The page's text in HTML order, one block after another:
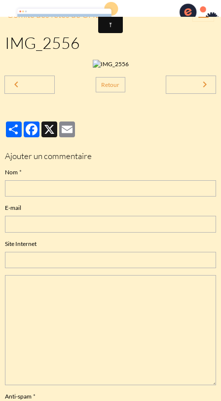
Comité des fêtes de CHEUX
IMG_2556
Retour
PartagerFacebook
X
Ajouter un commentaire
Nom
E-mail
Site Internet
Anti-spam